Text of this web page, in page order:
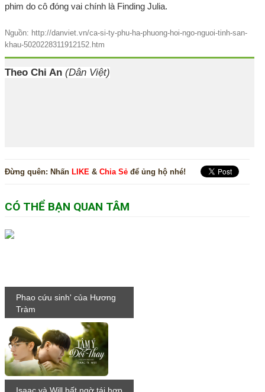
phim do cô đóng vai chính là Finding Julia.
Nguồn: http://danviet.vn/ca-si-ty-phu-ha-phuong-hoi-ngo-nguoi-tinh-san-
khau-5020228311912152.htm
Theo Chi An (Dân Việt)
Đừng quên: Nhấn LIKE & Chia Sẻ để ủng hộ nhé!
CÓ THỂ BẠN QUAN TÂM
Phao cứu sinh' của Hương
Tràm
Isaac và Will bất ngờ tái hợp